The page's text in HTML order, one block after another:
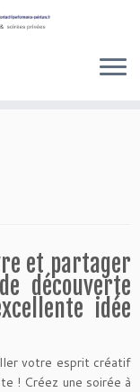
et partager
découverte
idée
votre esprit créatif
! Créez une soirée à